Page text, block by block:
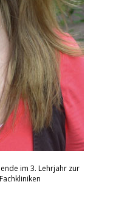
im 3. Lehrjahr zur